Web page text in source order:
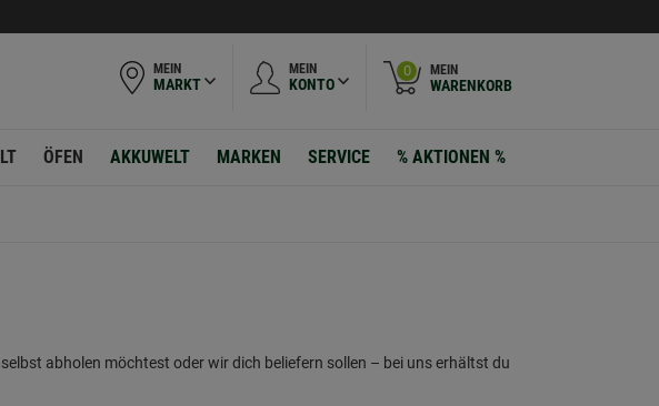
MEIN
MARKT
MEIN
KONTO
0 MEIN
WARENKORB
ÖFEN AKKUWELT MARKEN SERVICE % AKTIONEN %
abholen möchtest oder wir dich beliefern sollen – bei uns erhältst du